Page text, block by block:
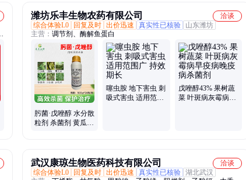
潍坊乐丰生物农药有限公司
洽谈
综合体验L0
回复及时 出价迅速 真实性已核验
山东潍坊
主营： 调节剂、酶解鱼蛋白
肟菌·戊唑醇 水分散
粒剂 杀菌剂 黄瓜白
噻虫胺 地下害虫 刺
吸式害虫 适用范围
戊唑醇43% 果树蔬
菜 叶斑病灰霉病早
武汉康琼生物医药科技有限公司
洽谈
综合体验L0
回复及时 出价迅速 真实性已核验 湖北武汉